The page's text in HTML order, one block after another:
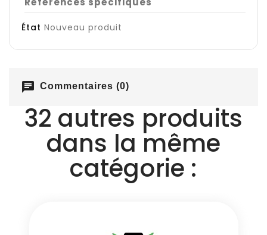
État Nouveau produit
chat Commentaires (0)
32 autres produits
dans la même
catégorie :